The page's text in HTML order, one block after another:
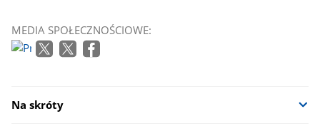
MEDIA SPOŁECZNOŚCIOWE:
Na skróty